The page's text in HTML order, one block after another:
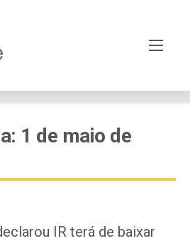
1 de maio de
IR terá de baixar